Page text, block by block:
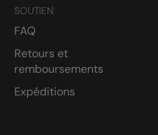
SOUTIEN
FAQ
Retours et
remboursements
Expéditions